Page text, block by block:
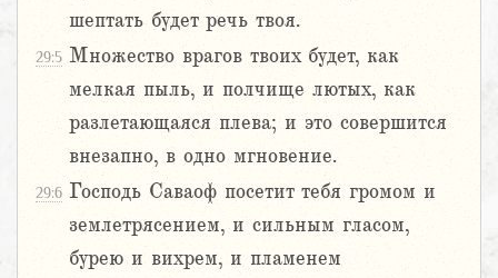
шептать будет речь твоя.
29:5 Множество врагов твоих будет, как
мелкая пыль, и полчище лютых, как
разлетающаяся плева; и это совершится
внезапно, в одно мгновение.
29:6 Господь Саваоф посетит тебя громом и
землетрясением, и сильным гласом,
бурею и вихрем, и пламенем